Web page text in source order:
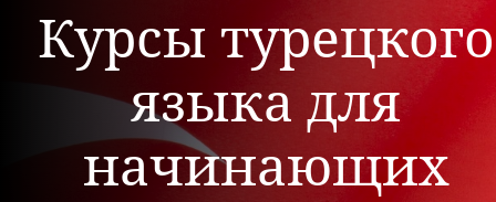
Курсы турецкого
языка для
начинающих